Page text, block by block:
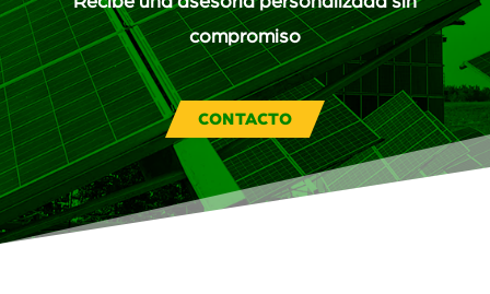
compromiso
CONTACTO